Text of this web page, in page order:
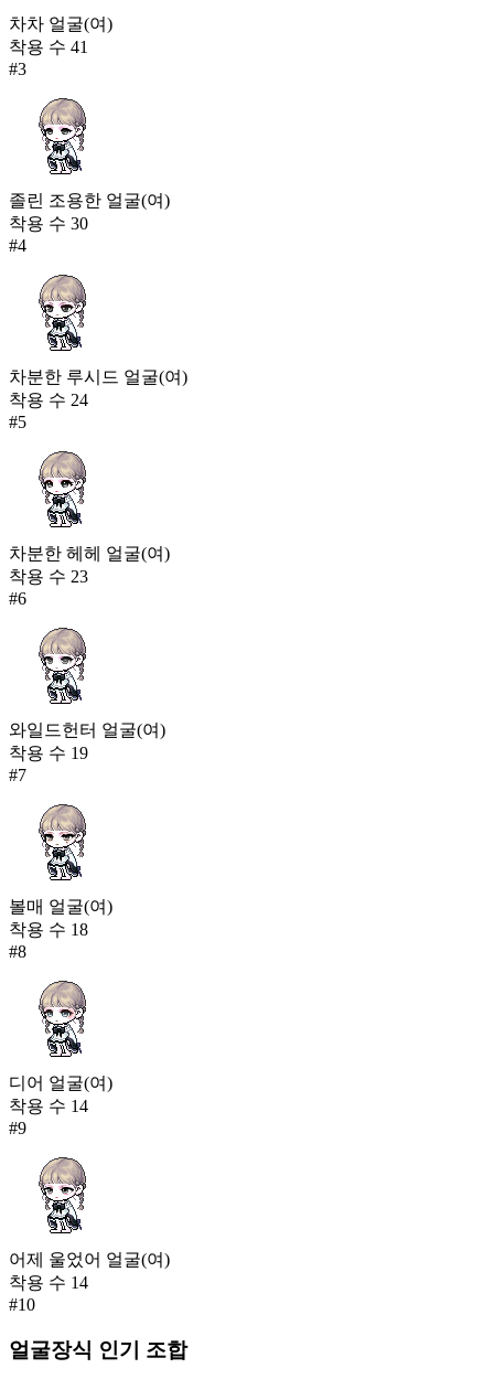
차차 얼굴(여)
착용 수 41
#3
졸린 조용한 얼굴(여)
착용 수 30
#4
차분한 루시드 얼굴(여)
착용 수 24
#5
차분한 헤헤 얼굴(여)
착용 수 23
#6
와일드헌터 얼굴(여)
착용 수 19
#7
볼매 얼굴(여)
착용 수 18
#8
디어 얼굴(여)
착용 수 14
#9
어제 울었어 얼굴(여)
착용 수 14
#10
얼굴장식 인기 조합